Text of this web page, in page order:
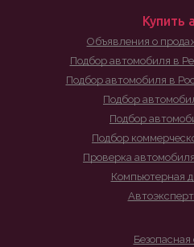
Купить
Объявления о
Подбор автомобиля в
Подбор автомобиля в
Подбор
Подбор
Подбор
Проверка
Компьютерная
Безопасная